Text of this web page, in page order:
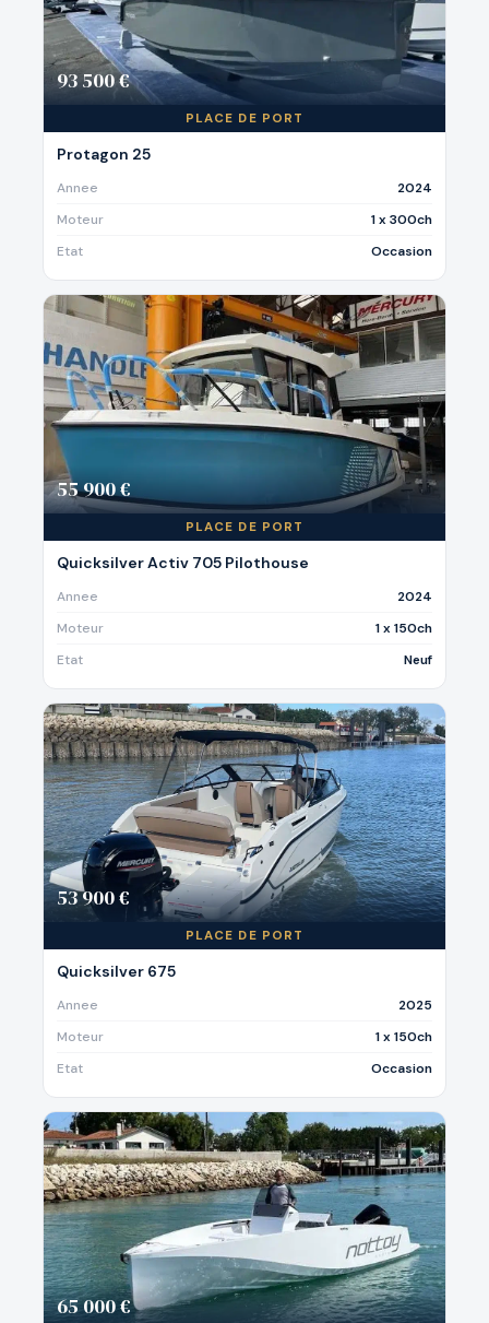
93 500 €
PLACE DE PORT
Protagon 25
Annee
2024
Moteur
1 x 300ch
Etat
Occasion
55 900 €
PLACE DE PORT
Quicksilver Activ 705 Pilothouse
Annee
2024
Moteur
1 x 150ch
Etat
Neuf
53 900 €
PLACE DE PORT
Quicksilver 675
Annee
2025
Moteur
1 x 150ch
Etat
Occasion
65 000 €